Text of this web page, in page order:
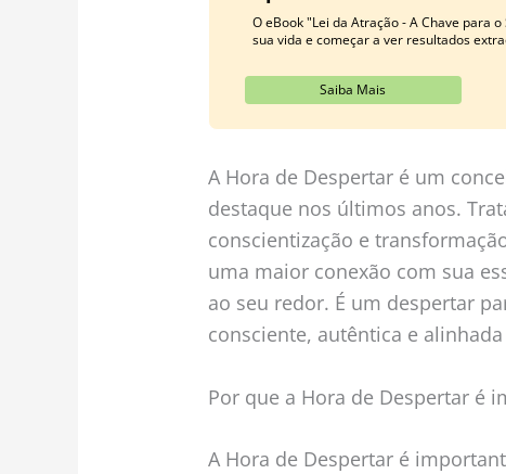
O eBook "Lei da Atração - A Chave para
sua vida e começar a ver resultados
Saiba Mais
A Hora de Despertar é um
destaque nos últimos anos.
conscientização e
uma maior conexão com sua
ao seu redor. É um despertar
consciente, autêntica e
Por que a Hora de Despertar é
A Hora de Despertar é